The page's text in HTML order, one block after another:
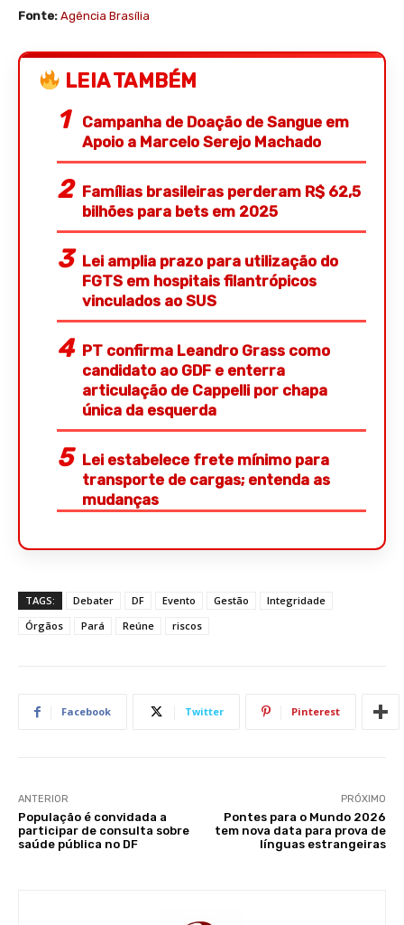
Fonte: Agência Brasília
LEIA TAMBÉM
Campanha de Doação de Sangue em
Apoio a Marcelo Serejo Machado
Famílias brasileiras perderam R$ 62,5
bilhões para bets em 2025
Lei amplia prazo para utilização do
FGTS em hospitais filantrópicos
vinculados ao SUS
PT confirma Leandro Grass como
candidato ao GDF e enterra
articulação de Cappelli por chapa
única da esquerda
Lei estabelece frete mínimo para
transporte de cargas; entenda as
mudanças
TAGS: Debater DF Evento Gestão
Integridade
Órgãos
Pará Reúne riscos
Facebook Twitter Pinterest
ANTERIOR
População é convidada a
participar de consulta sobre
saúde pública no DF
PRÓXIMO
Pontes para o Mundo 2026
tem nova data para prova de
línguas estrangeiras